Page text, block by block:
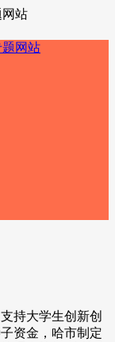
站
持大学生创新创
资金，哈市制定